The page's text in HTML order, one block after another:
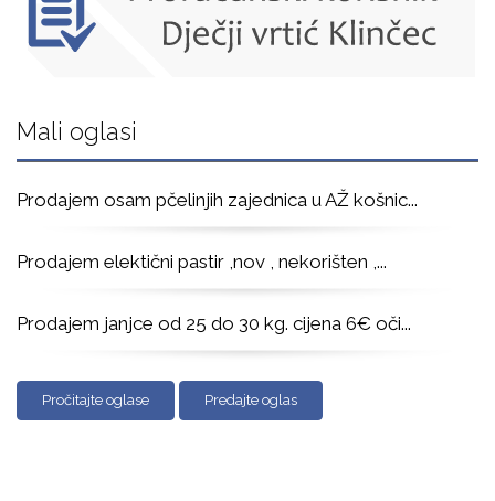
Mali oglasi
Prodajem osam pčelinjih zajednica u AŽ košnic...
Prodajem elektični pastir ,nov , nekorišten , ...
Prodajem janjce od 25 do 30 kg. cijena 6€ oči...
Pročitajte oglase Predajte oglas